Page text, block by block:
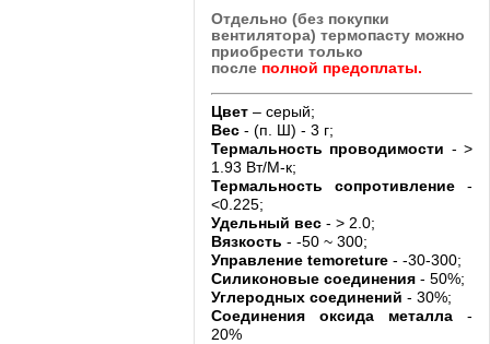
Отдельно (без покупки
вентилятора) термопасту можно
приобрести только
после полной предоплаты.
Цвет – серый;
Вес - (п. Ш) - 3 г;
Термальность проводимости - >
1.93 Вт/М-к;
Термальность сопротивление-
<0.225;
Удельный вес- > 2.0;
Вязкость - -50 ~ 300;
Управление temoreture- -30-300;
Силиконовые соединения- 50%;
Углеродных соединений - 30%;
Соединения оксида металла -
20%